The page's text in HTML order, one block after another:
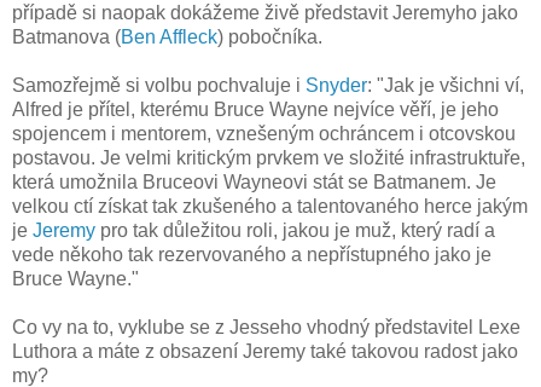
případě si naopak dokážeme živě představit Jeremyho jako
Batmanova (Ben Affleck) pobočníka.
Samozřejmě si volbu pochvaluje i Snyder: "Jak je všichni ví,
Alfred je přítel, kterému Bruce Wayne nejvíce věří, je jeho
spojencem i mentorem, vznešeným ochráncem i otcovskou
postavou. Je velmi kritickým prvkem ve složité infrastruktuře,
která umožnila Bruceovi Wayneovi stát se Batmanem. Je
velkou ctí získat tak zkušeného a talentovaného herce jakým
je Jeremy pro tak důležitou roli, jakou je muž, který radí a
vede někoho tak rezervovaného a nepřístupného jako je
Bruce Wayne."
Co vy na to, vyklube se z Jesseho vhodný představitel Lexe
Luthora a máte z obsazení Jeremy také takovou radost jako
my?